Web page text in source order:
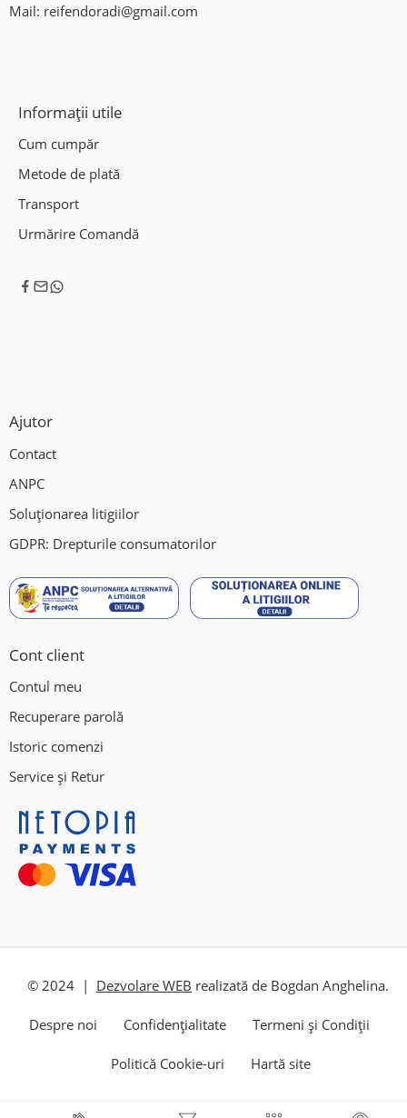
Mail: reifendoradi@gmail.com
Informații utile
Cum cumpăr
Metode de plată
Transport
Urmărire Comandă
Ajutor
Contact
ANPC
Soluționarea litigiilor
GDPR: Drepturile consumatorilor
Cont client
Contul meu
Recuperare parolă
Istoric comenzi
Service și Retur
© 2024 | Dezvolare WEB realizată de Bogdan Anghelina.
Despre noi Confidențialitate Termeni și Condiții
Politică Cookie-uri Hartă site